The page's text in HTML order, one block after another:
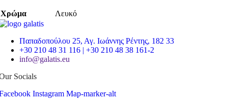
Χρώμα Λευκό
Παπαδοπούλου 25, Αγ. Ιωάννης Ρέντης, 182 33
+30 210 48 31 116 | +30 210 48 38 161-2
info@galatis.eu
Socials
Instagram Map-marker-alt